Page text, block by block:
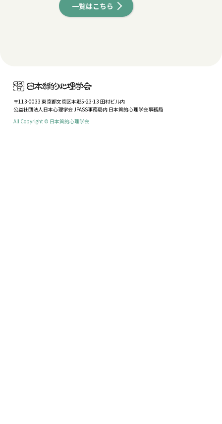
一覧はこちら
〒113-0033 東京都文京区本郷5-23-13 田村ビル内
公益社団法人日本心理学会 JPASS事務局内 日本質的心理学会事務局
All Copyright © 日本質的心理学会